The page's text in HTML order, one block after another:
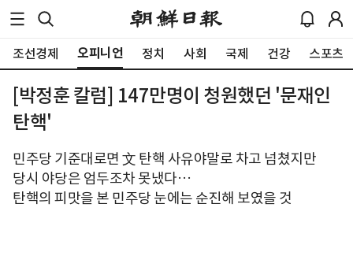
조선경제 오피니언 정치 사회 국제 건강 스포츠
[박정훈 칼럼] 147만명이 청원했던 '문재인
탄핵'
민주당 기준대로면 文 탄핵 사유야말로 차고 넘쳤지만
당시 야당은 엄두조차 못냈다…
탄핵의 피맛을 본 민주당 눈에는 순진해 보였을 것